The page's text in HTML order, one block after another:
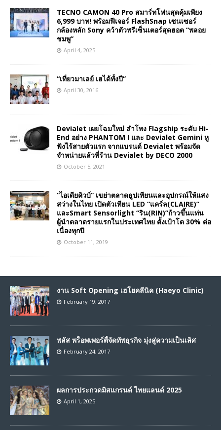
TECNO CAMON 40 Pro สมาร์ทโฟนสุดคุ้มเพียง
6,999 บาท! พร้อมฟีเจอร์ FlashSnap เซนเซอร์
กล้องหลัก Sony คว้าตัวพรีเซ็นเตอร์สุดฮอต “พลอย
ชมพู”
April 4, 2025
“เที่ยวมาเลย์ เฮได้ทั้งปี”
April 30, 2016
Devialet เผยโฉมใหม่ ลำโพง Flagship ระดับ Hi-
End อย่าง PHANTOM I และ Devialet Gemini หู
ฟังไร้สายตัวแรก จากแบรนด์ Devialet พร้อมจัด
จำหน่ายแล้วที่ร้าน Devialet by DECO 2000
October 5, 2021
“ไอเดียคิวบ์” เขย่าตลาดธูปเทียนและอุปกรณ์ให้แสง
สว่างในไทย เปิดตัวเทียน LED “แคร์ล(CLAIRE)”
และSmart Sensorlight “ริน(RIN)”ก้าวขึ้นแท่น
ผู้นำตลาดรายแรกในประเทศไทย ตั้งเป้าโต 30% ต่อ
เนื่องทุกปี
October 11, 2019
งาน Soft Opening เฮโยคลีนิค (Haeyo Clinic)
February 19, 2017
พลัส พร็อพเพอร์ตี้จัดทัพธุรกิจ มุ่งสู่ความเป็นเลิศ
February 24, 2017
ผลการประกวดมิสแกรนด์ ไทยแลนด์ 2025
April 1, 2025